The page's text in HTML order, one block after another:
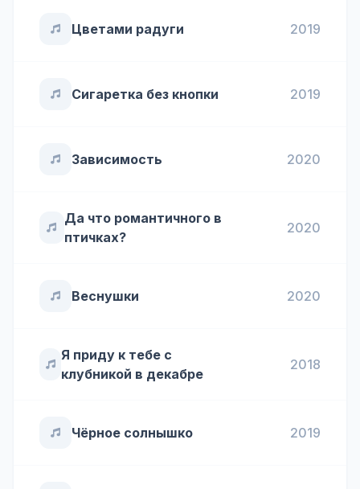
Цветами радуги 2019
Сигаретка без кнопки 2019
Зависимость 2020
Да что романтичного в
птичках?
2020
Веснушки 2020
Я приду к тебе с
клубникой в декабре
2018
Чёрное солнышко 2019